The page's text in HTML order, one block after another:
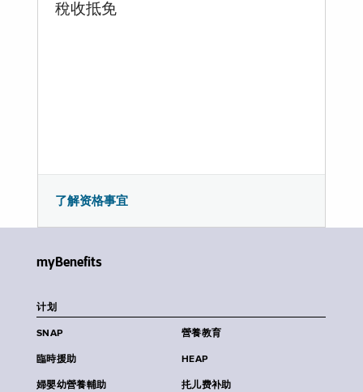
稅收抵免
了解资格事宜
myBenefits
计划
SNAP 營養教育
臨時援助 HEAP
婦嬰幼營養輔助 扥儿费补助